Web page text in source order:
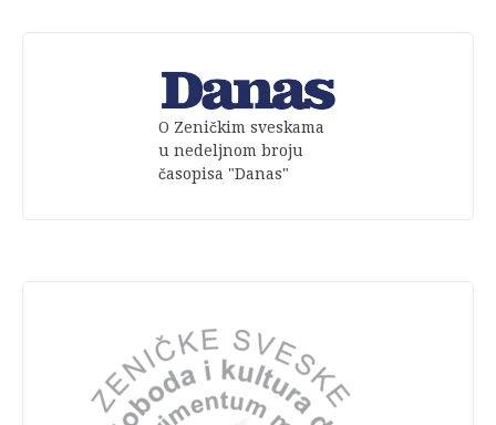
O Zeničkim sveskama
u nedeljnom broju
časopisa "Danas"